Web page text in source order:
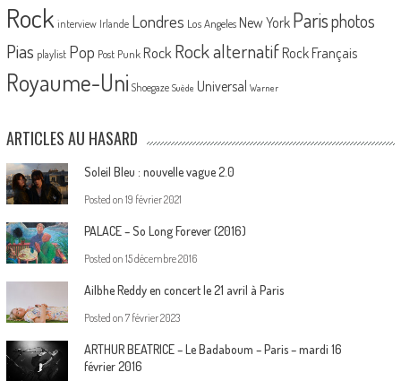
Rock interview Irlande Londres Los Angeles New York Parisphotos
Pias playlist Pop Post Punk Rock Rock alternatif Rock Français
Royaume-Uni Shoegaze Suède Universal Warner
ARTICLES AU HASARD
Soleil Bleu : nouvelle vague 2.0
Posted on 19 février 2021
PALACE – So Long Forever (2016)
Posted on 15 décembre 2016
Ailbhe Reddy en concert le 21 avril à Paris
Posted on 7 février 2023
ARTHUR BEATRICE – Le Badaboum – Paris – mardi 16
février 2016